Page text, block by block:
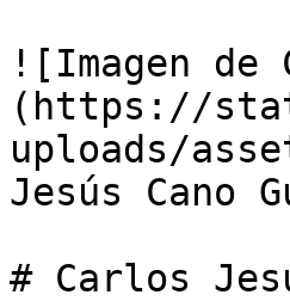
![Imagen de
(https://
uploads/
Jesús Cano
# Carlos